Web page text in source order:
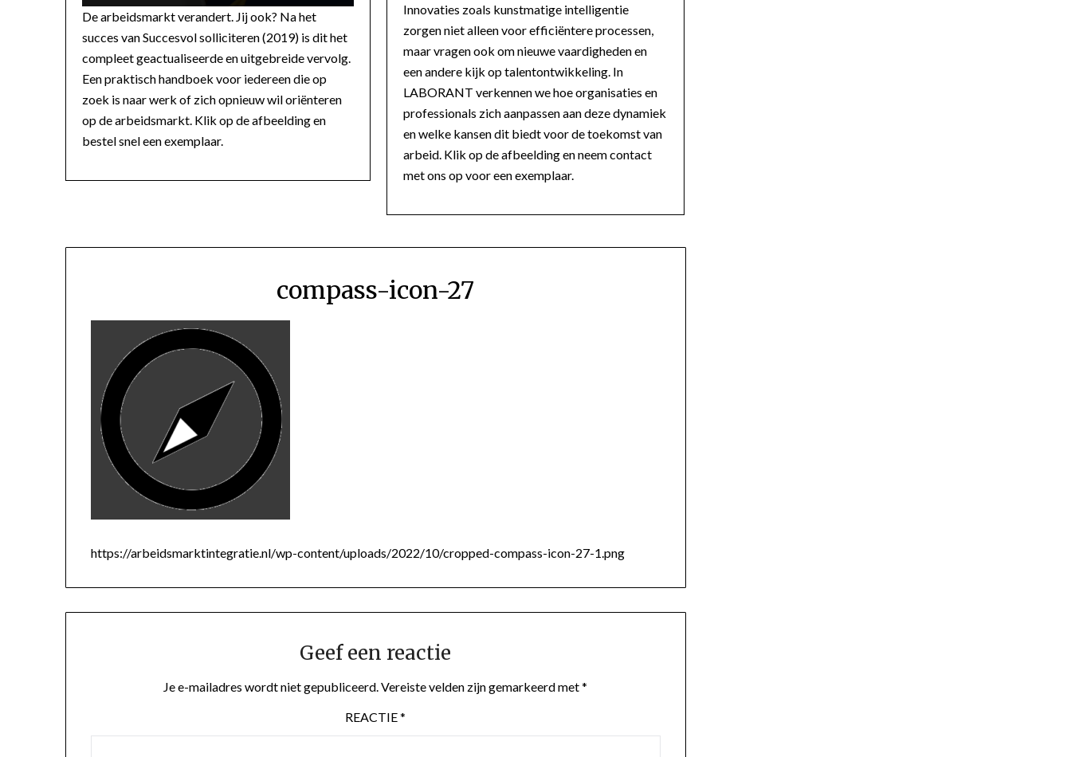
De arbeidsmarkt verandert. Jij ook? Na het
succes van Succesvol solliciteren (2019) is dit het
compleet geactualiseerde en uitgebreide vervolg.
Een praktisch handboek voor iedereen die op
zoek is naar werk of zich opnieuw wil oriënteren
op de arbeidsmarkt. Klik op de afbeelding en
bestel snel een exemplaar.
Innovaties zoals kunstmatige intelligentie
zorgen niet alleen voor efficiëntere processen,
maar vragen ook om nieuwe vaardigheden en
een andere kijk op talentontwikkeling. In
LABORANT verkennen we hoe organisaties en
professionals zich aanpassen aan deze dynamiek
en welke kansen dit biedt voor de toekomst van
arbeid. Klik op de afbeelding en neem contact
met ons op voor een exemplaar.
compass-icon-27
https://arbeidsmarktintegratie.nl/wp-content/uploads/2022/10/cropped-compass-icon-27-1.png
Geef een reactie
Je e-mailadres wordt niet gepubliceerd.Vereiste velden zijn gemarkeerd met*
REACTIE*